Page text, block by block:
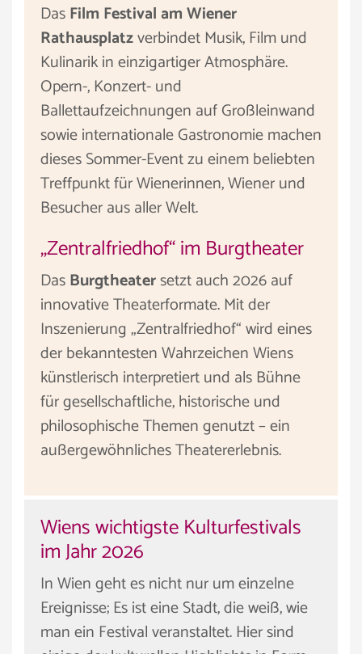
DasFilm Festival am Wiener
Rathausplatzverbindet Musik, Film und
Kulinarik in einzigartiger Atmosphäre.
Opern-, Konzert- und
Ballettaufzeichnungen auf Großleinwand
sowie internationale Gastronomie machen
dieses Sommer-Event zu einem beliebten
Treffpunkt für Wienerinnen, Wiener und
Besucher aus aller Welt.
„Zentralfriedhof“ im Burgtheater
DasBurgtheatersetzt auch 2026 auf
innovative Theaterformate. Mit der
Inszenierung „Zentralfriedhof“ wird eines
der bekanntesten Wahrzeichen Wiens
künstlerisch interpretiert und als Bühne
für gesellschaftliche, historische und
philosophische Themen genutzt – ein
außergewöhnliches Theatererlebnis.
Wiens wichtigste Kulturfestivals
im Jahr 2026
In Wien geht es nicht nur um einzelne
Ereignisse; Es ist eine Stadt, die weiß, wie
man ein Festival veranstaltet. Hier sind